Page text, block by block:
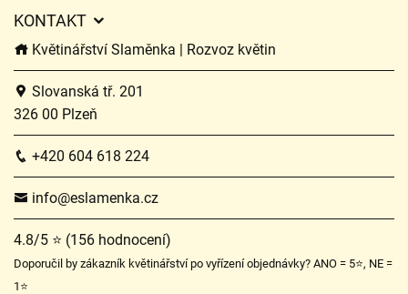
KONTAKT
Květinářství Slaměnka | Rozvoz květin
Slovanská tř. 201
326 00 Plzeň
+420 604 618 224
info@eslamenka.cz
4.8/5 ⭐ (156 hodnocení)
Doporučil by zákazník květinářství po vyřízení objednávky? ANO = 5⭐, NE =
1⭐